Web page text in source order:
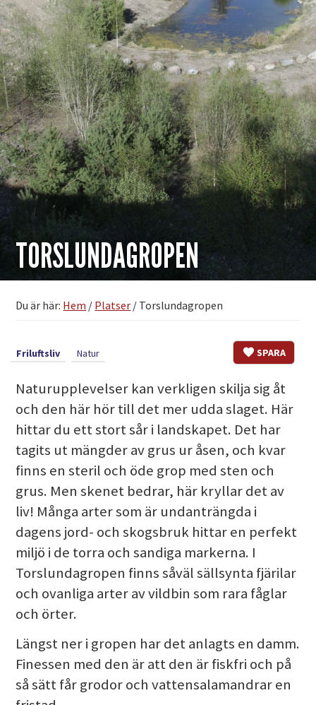
TORSLUNDAGROPEN
Du är här: Hem / Platser / Torslundagropen
SPARA
Friluftsliv Natur
Naturupplevelser kan verkligen skilja sig åt
och den här hör till det mer udda slaget. Här
hittar du ett stort sår i landskapet. Det har
tagits ut mängder av grus ur åsen, och kvar
finns en steril och öde grop med sten och
grus. Men skenet bedrar, här kryllar det av
liv! Många arter som är undanträngda i
dagens jord- och skogsbruk hittar en perfekt
miljö i de torra och sandiga markerna. I
Torslundagropen finns såväl sällsynta fjärilar
och ovanliga arter av vildbin som rara fåglar
och örter.
Längst ner i gropen har det anlagts en damm.
Finessen med den är att den är fiskfri och på
så sätt får grodor och vattensalamandrar en